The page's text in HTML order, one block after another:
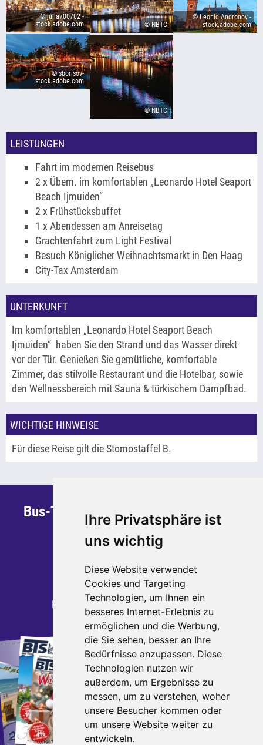
Ihre Privatsphäre ist
uns wichtig
Diese Website verwendet
Cookies und Targeting
Technologien, um Ihnen ein
besseres Internet-Erlebnis zu
ermöglichen und die Werbung,
die Sie sehen, besser an Ihre
Bedürfnisse anzupassen. Diese
Technologien nutzen wir
außerdem, um Ergebnisse zu
messen, um zu verstehen, woher
unsere Besucher kommen oder
um unsere Website weiter zu
entwickeln.
© julia700702 -
stock.adobe.com
© sborisov-
stock.adobe.com
© NBTC
© NBTC
© Leonid Andronov -
stock.adobe.com
LEISTUNGEN
Fahrt im modernen Reisebus
2 x Übern. im komfortablen „Leonardo Hotel Seaport
Beach Ijmuiden“
2 x Frühstücksbuffet
1 x Abendessen am Anreisetag
Grachtenfahrt zum Light Festival
Besuch Königlicher Weihnachtsmarkt in Den Haag
City-Tax Amsterdam
UNTERKUNFT
Im komfortablen „Leonardo Hotel Seaport Beach
Ijmuiden“ haben Sie den Strand und das Wasser direkt
vor der Tür. Genießen Sie gemütliche, komfortable
Zimmer, das stilvolle Restaurant und die Hotelbar, sowie
den Wellnessbereich mit Sauna & türkischem Dampfbad.
WICHTIGE HINWEISE
Für diese Reise gilt die Stornostaffel B.
Bus-Team Sauerland GmbH & Co. KG
Steinstraße 30
59872 Meschede
Telefon: 0291 - 95 270 700
Telefax: 0291 - 95 270 799
E-Mail:
kontakt busteamsauerland.de
Katalogbestellung
Bestellen Sie jetzt unsere
aktuellen Kataloge.
direkt zur Bestellung